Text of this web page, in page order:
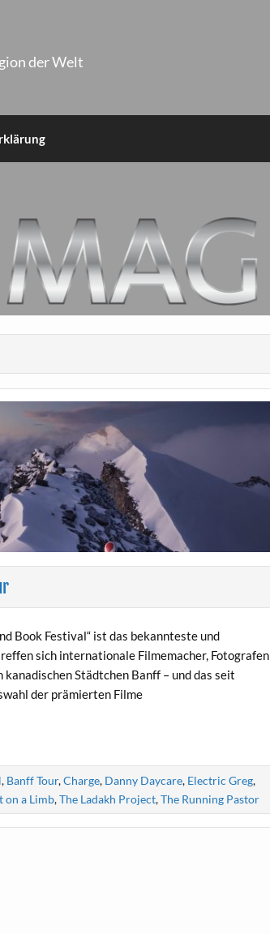
der Welt
Book Festival“ ist das bekannteste und
sich internationale Filmemacher, Fotografen
Städtchen Banff – und das seit
der prämierten Filme
, Banff Tour,Charge, Danny Daycare, Electric Greg,
on a Limb,The Ladakh Project,The Running Pastor